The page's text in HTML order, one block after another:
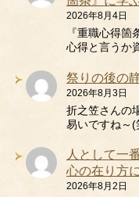
2026年8月4日
『重職心得
心得と言うか
祭りの後の
2026年8月3日
折之笠さんの
易いですね～(
人として一
心の在り方
2026年8月2日